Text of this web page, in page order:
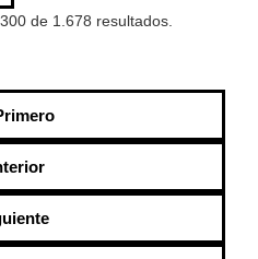
de 1.678 resultados.